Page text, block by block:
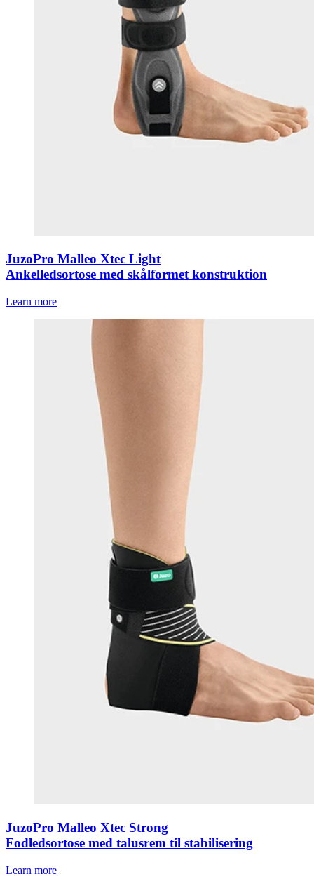
JuzoPro Malleo Xtec Light
Ankelledsortose med skålformet konstruktion
Learn more
JuzoPro Malleo Xtec Strong
Fodledsortose med talusrem til stabilisering
Learn more